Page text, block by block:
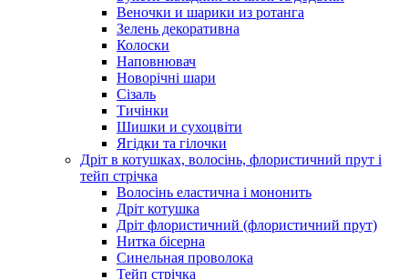
Веночки и шарики из ротанга
Зелень декоративна
Колоски
Наповнювач
Новорічні шари
Сізаль
Тичінки
Шишки и сухоцвіти
Ягідки та гілочки
Дріт в котушках, волосінь, флористичний прут і
тейп стрічка
Волосінь еластична і мононить
Дріт котушка
Дріт флористичний (флористичний прут)
Нитка бісерна
Синельная проволока
Тейп стрічка